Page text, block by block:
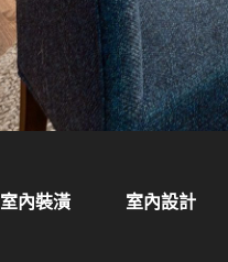
室內裝潢 室內設計